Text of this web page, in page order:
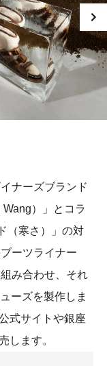
ナーズブランド
Wang）」とコラ
（寒さ）」の対
ーツライナー
み合わせ、それ
ーズを製作しま
式サイトや銀座
します。